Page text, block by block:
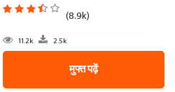
(8.9k)
11.2k 2.5k
मुफ्त पढ़ें